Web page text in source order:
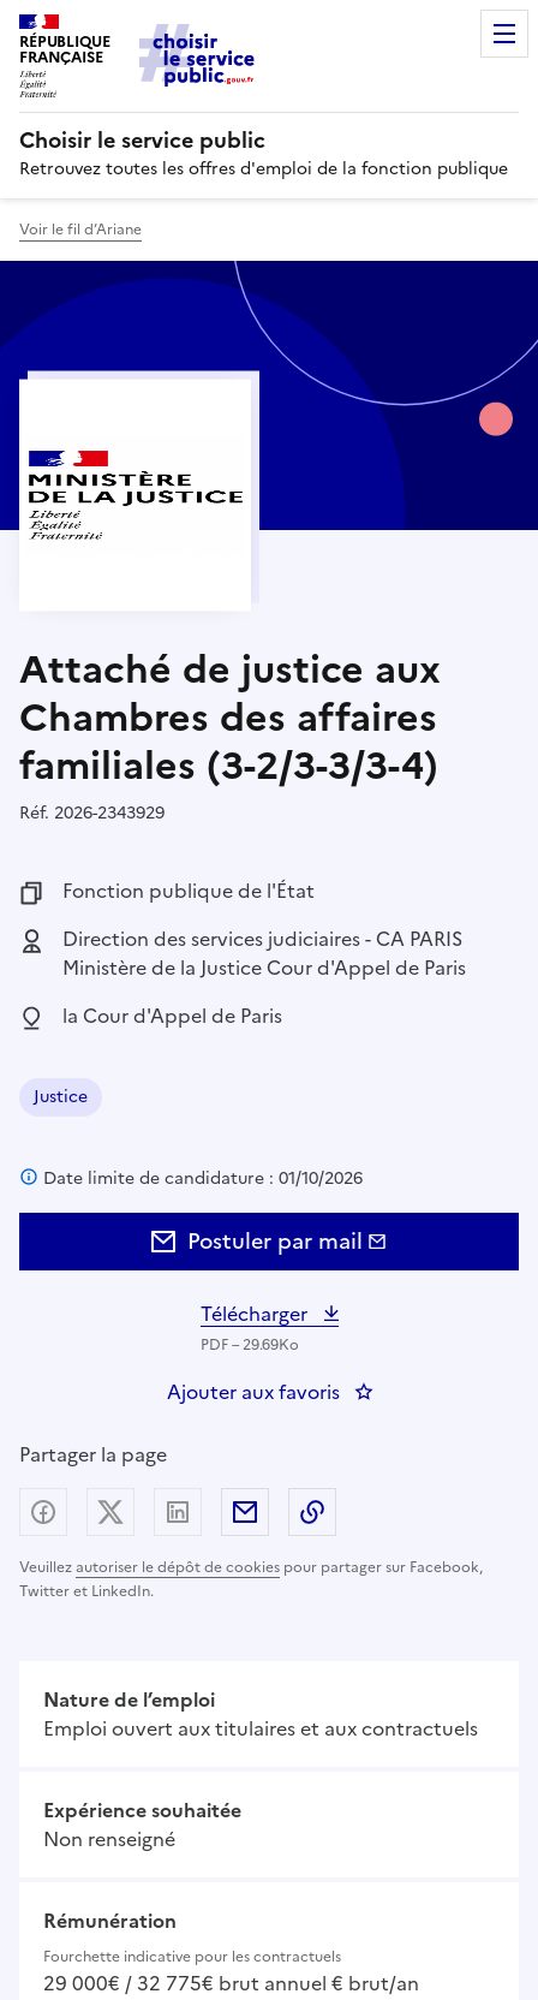
RÉPUBLIQUE
FRANÇAISE
Choisir le service public
Retrouvez toutes les offres d'emploi de la fonction publique
Voir le fil d’Ariane
Attaché de justice aux
Chambres des affaires
familiales (3-2/3-3/3-4)
Réf. Référence :
2026-2343929
Fonction publique :
Fonction publique de l'État
Employeur :
Direction des services judiciaires - CA PARIS
Ministère de la Justice Cour d'Appel de Paris
Localisation :
la Cour d'Appel de Paris
Domaine :
Justice
Postuler par mail
Date limite de candidature : 01/10/2026
Télécharger
PDF – 29.69Ko
Ajouter aux favoris : Attaché de justice
Partager la page
Veuillezautoriser le dépôt de cookies pour partager sur Facebook,
Twitter et LinkedIn.
Partager sur Facebook
Partager sur X (anciennement Twitter) -
Partager sur LinkedIn
Partager par email
Nature de l’emploi
Emploi ouvert aux titulaires et aux contractuels
Expérience souhaitée
Non renseigné
Rémunération
Fourchette indicative pour les contractuels
29 000€ / 32 775€ brut annuel € brut/an